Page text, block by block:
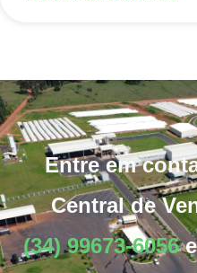
Entre em
Central de
(34) 99673-6056